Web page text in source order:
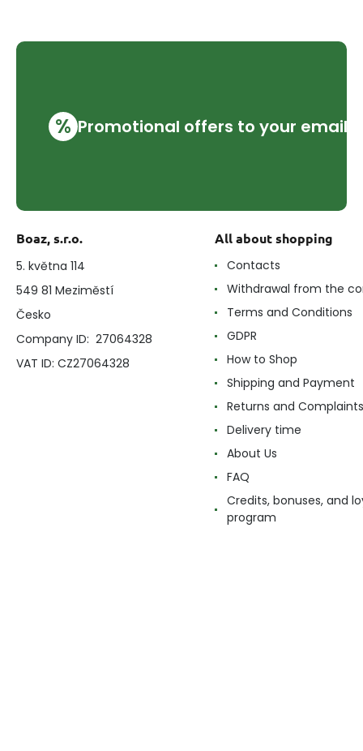
% Promotional offers to your email
Boaz, s.r.o.
5. května 114
549 81 Meziměstí
Česko
Company ID: 27064328
VAT ID: CZ27064328
All about shopping
Contacts
Withdrawal from the
Terms and Conditions
GDPR
How to Shop
Shipping and Payment
Returns and Complaints
Delivery time
About Us
FAQ
Credits, bonuses, and
program